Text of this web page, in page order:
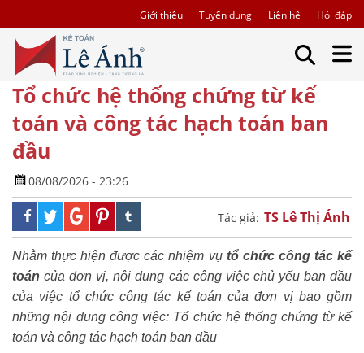
Giới thiệu Tuyển dụng Liên hệ Hỏi đáp
Tổ chức hệ thống chứng từ kế
toán và công tác hạch toán ban
đầu
08/08/2026 - 23:26
Tác giả: TS Lê Thị Ánh
Nhằm thực hiện được các nhiệm vụ tổ chức công tác kế
toán của đơn vị, nội dung các công việc chủ yếu ban đầu
của việc tổ chức công tác kế toán của đơn vị bao gồm
những nội dung công việc: Tổ chức hệ thống chứng từ kế
toán và công tác hạch toán ban đầu